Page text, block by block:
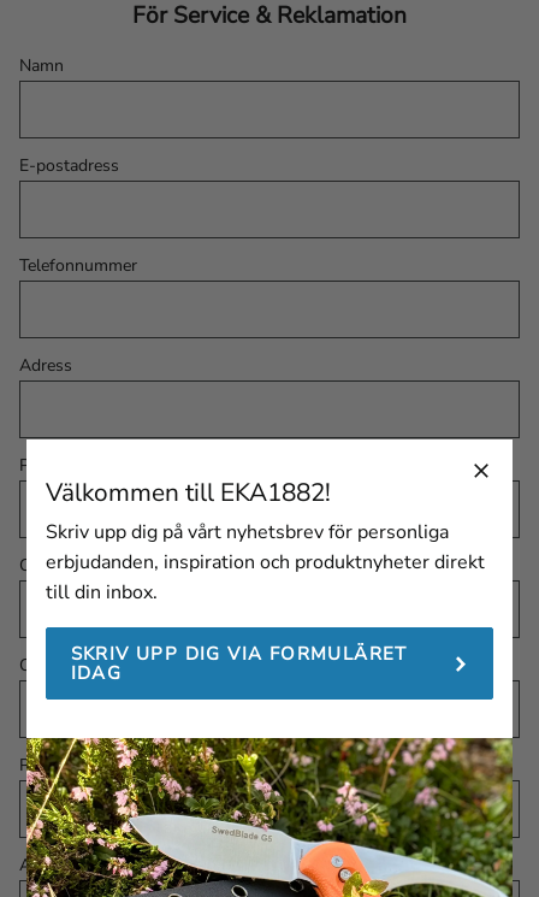
För Service & Reklamation
Namn
E-postadress
Telefonnummer
Adress
Postnummer
Ort
Ordernummer
Produktnamn
Artikelnummer
Välkommen till EKA1882!
Skriv upp dig på vårt nyhetsbrev för personliga
erbjudanden, inspiration och produktnyheter direkt
till din inbox.
SKRIV UPP DIG VIA FORMULÄRET
IDAG